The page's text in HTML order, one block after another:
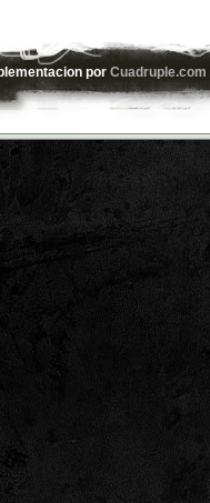
porCuadruple.com